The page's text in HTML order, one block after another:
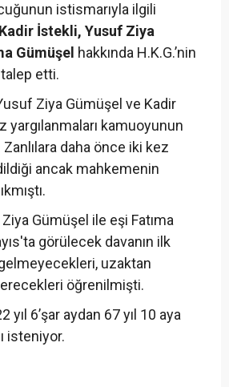
istismarıyla ilgili
Kadir İstekli, Yusuf Ziya
Gümüşel hakkında H.K.G.’nin
etti.
Ziya Gümüşel ve Kadir
kamuoyunun
daha önce iki kez
ancak mahkemenin
Gümüşel ile eşi Fatıma
görülecek davanın ilk
uzaktan
öğrenilmişti.
yıl 6’şar aydan 67 yıl 10 aya
isteniyor.